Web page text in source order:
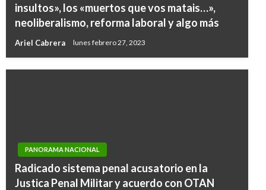
insultos», los «muertos que vos matais…»,
neoliberalismo, reforma laboral y algo más
Ariel Cabrera lunes febrero 27, 2023
PANORAMA NACIONAL
Radicado sistema penal acusatorio en la
Justica Penal Militar y acuerdo con OTAN